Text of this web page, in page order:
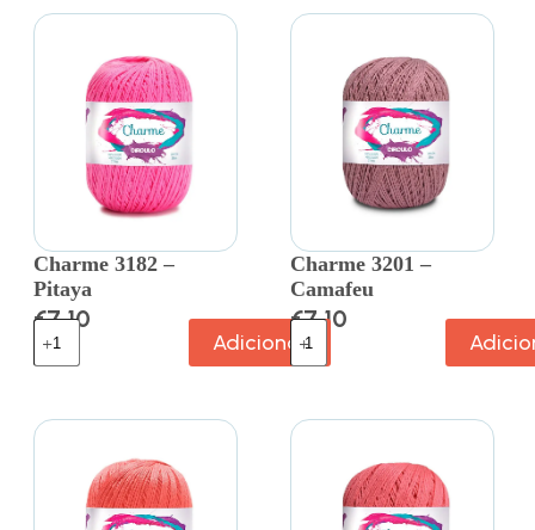
Charme 3182 –
Pitaya
€7.10
Adicionar
Charme 3201 –
Camafeu
€7.10